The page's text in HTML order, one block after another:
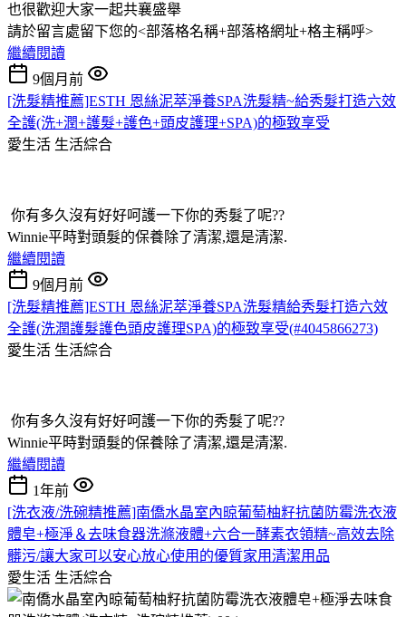
也很歡迎大家一起共襄盛舉
請於留言處留下您的<部落格名稱+部落格網址+格主稱呼>
繼續閱讀
9個月前
[洗髮精推薦]ESTH 恩絲泥萃淨養SPA洗髮精~給秀髮打造六效
全護(洗+潤+護髮+護色+頭皮護理+SPA)的極致享受
愛生活 生活綜合
你有多久沒有好好呵護一下你的秀髮了呢??
Winnie平時對頭髮的保養除了清潔,還是清潔.
繼續閱讀
9個月前
[洗髮精推薦]ESTH 恩絲泥萃淨養SPA洗髮精給秀髮打造六效
全護(洗潤護髮護色頭皮護理SPA)的極致享受(#4045866273)
愛生活 生活綜合
你有多久沒有好好呵護一下你的秀髮了呢??
Winnie平時對頭髮的保養除了清潔,還是清潔.
繼續閱讀
1年前
[洗衣液/洗碗精推薦]南僑水晶室內晾葡萄柚籽抗菌防霉洗衣液
體皂+極淨＆去味食器洗滌液體+六合一酵素衣領精~高效去除
髒污/讓大家可以安心放心使用的優質家用清潔用品
愛生活 生活綜合